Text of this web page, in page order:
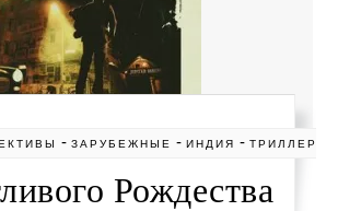
-ЗАРУБЕЖНЫЕ -ИНДИЯ -ТРИЛЛЕРЫ
Рождества